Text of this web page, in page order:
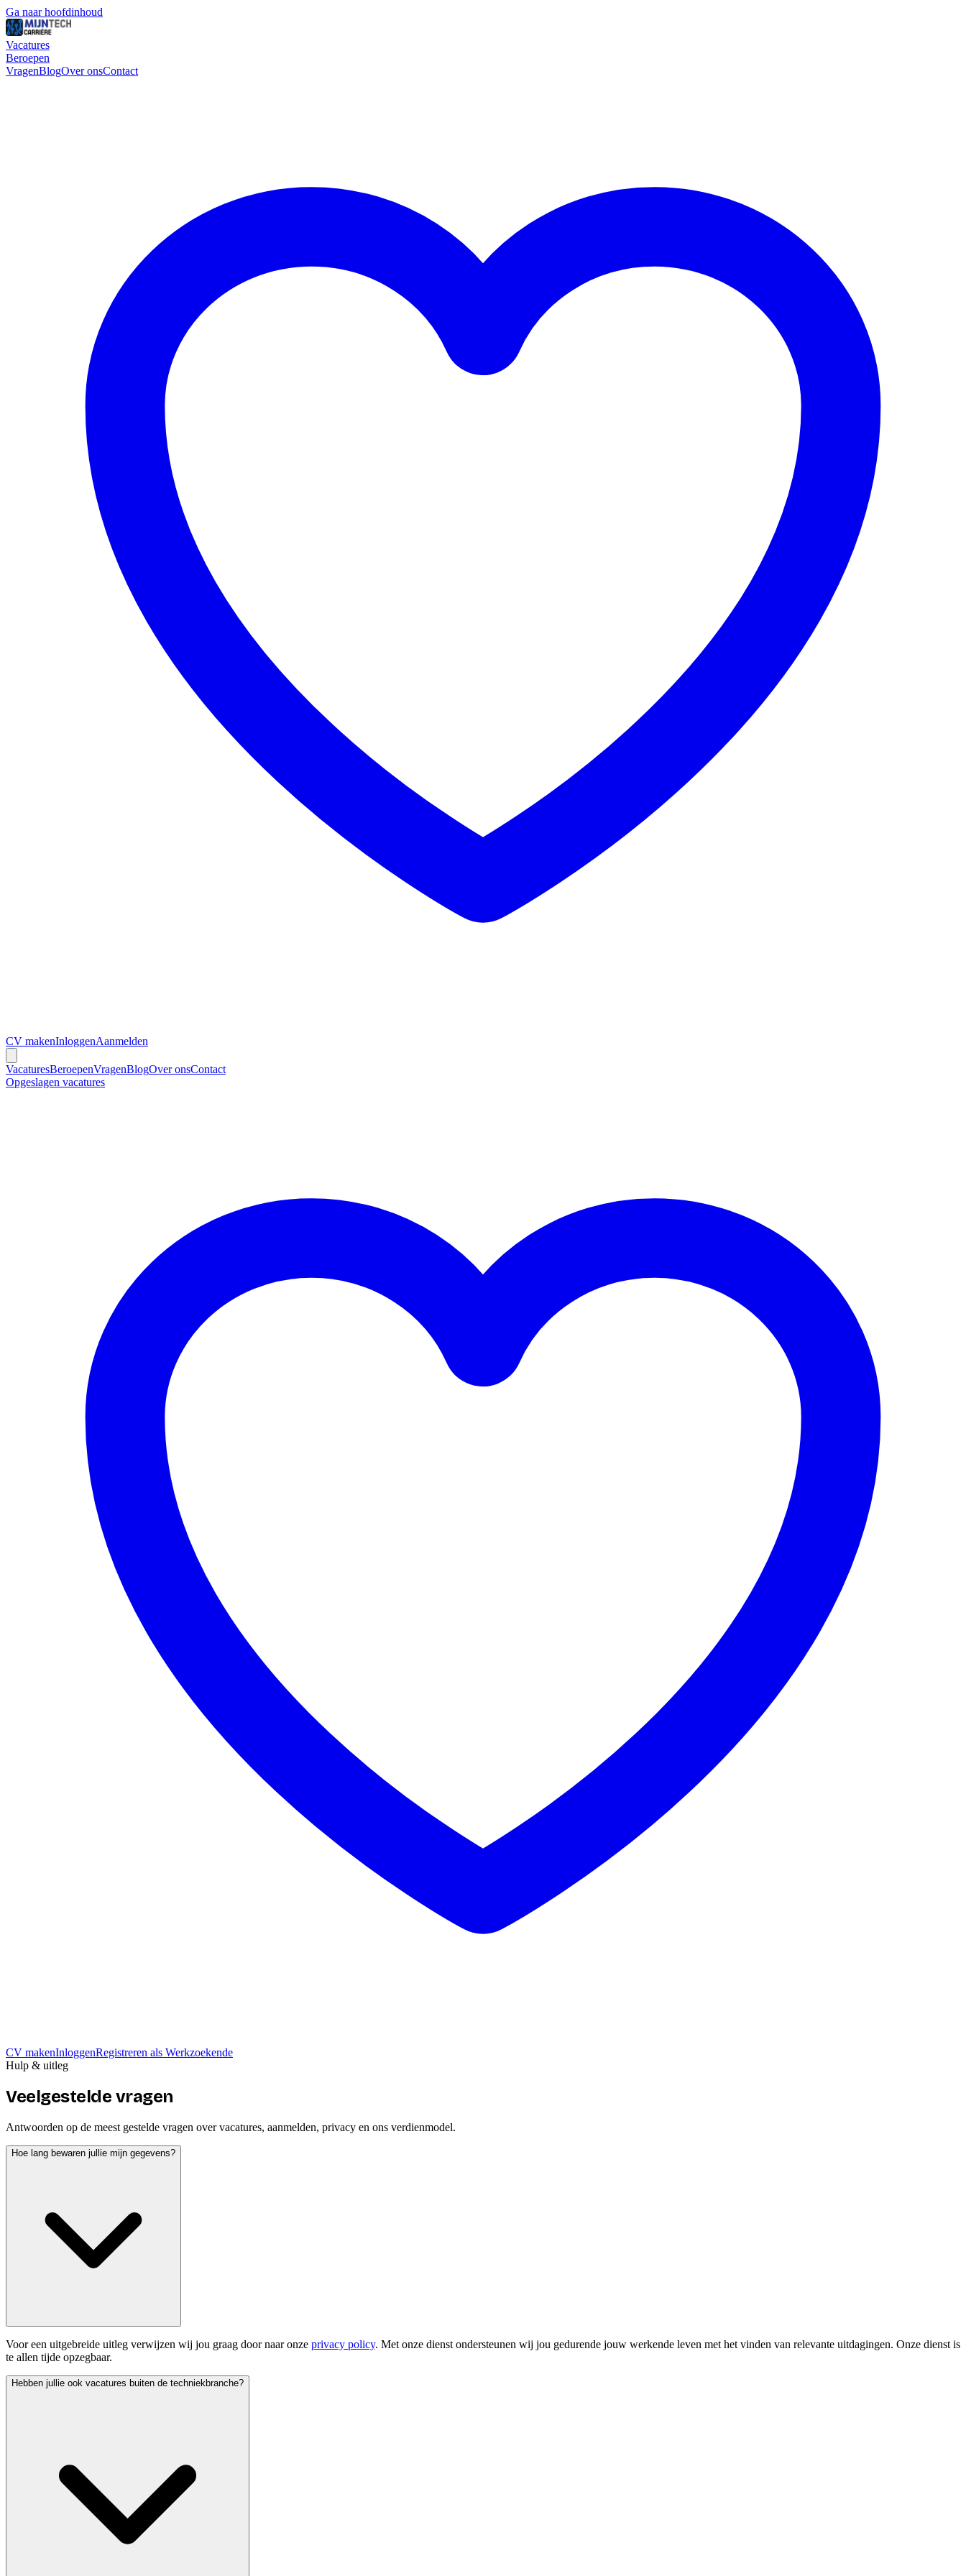
Ga naar hoofdinhoud
Vacatures
Beroepen
VragenBlogOver onsContact
CV makenInloggenAanmelden
VacaturesBeroepenVragenBlogOver onsContact
Opgeslagen vacatures
CV makenInloggenRegistreren als Werkzoekende
Hulp & uitleg
Veelgestelde vragen
Antwoorden op de meest gestelde vragen over vacatures, aanmelden, privacy en ons verdienmodel.
Hoe lang bewaren jullie mijn gegevens?
Voor een uitgebreide uitleg verwijzen wij jou graag door naar onze privacy policy. Met onze dienst ondersteunen wij jou gedurende jouw werkende leven met het vinden van relevante uitdagingen. Onze dienst is
te allen tijde opzegbaar.
Hebben jullie ook vacatures buiten de techniekbranche?